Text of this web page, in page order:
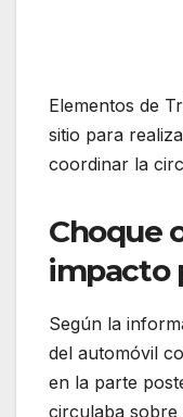
Elementos de
sitio para
coordinar la
Choque
impacto
Según la
del automóvil
en la parte
circulaba sobre